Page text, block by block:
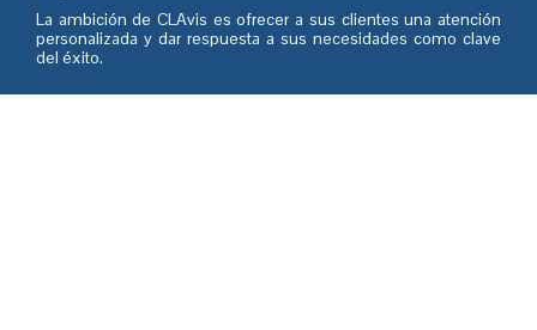
La ambición de CLAvis es ofrecer a sus clientes una atención
personalizada y dar respuesta a sus necesidades como clave
del éxito.